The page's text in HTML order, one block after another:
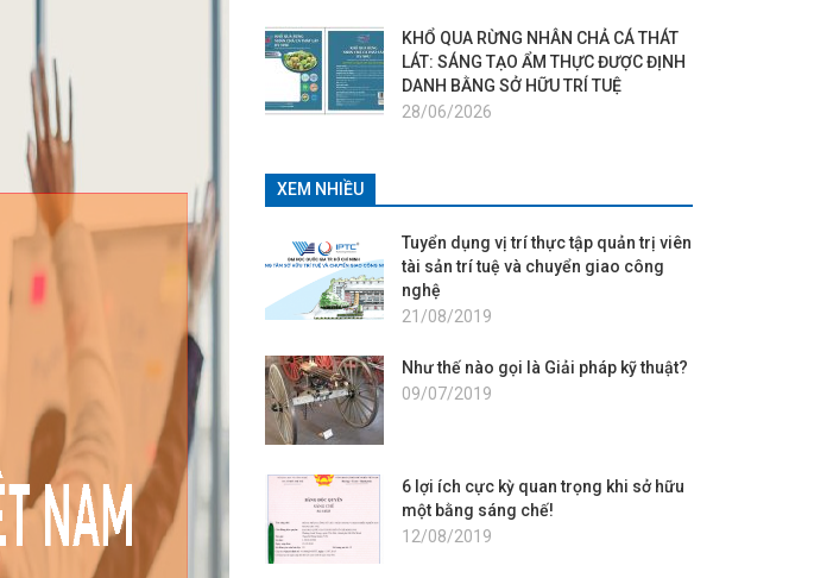
KHỔ QUA RỪNG NHÂN CHẢ CÁ THÁT
LÁT: SÁNG TẠO ẨM THỰC ĐƯỢC ĐỊNH
DANH BẰNG SỞ HỮU TRÍ TUỆ
28/06/2026
XEM NHIỀU
Tuyển dụng vị trí thực tập quản trị viên
tài sản trí tuệ và chuyển giao công
nghệ
21/08/2019
Như thế nào gọi là Giải pháp kỹ thuật?
09/07/2019
6 lợi ích cực kỳ quan trọng khi sở hữu
một bằng sáng chế!
12/08/2019